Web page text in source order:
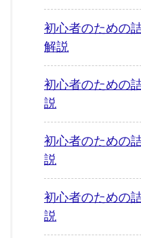
初心者のため
解説
初心者のため
説
初心者のため
説
初心者のため
説